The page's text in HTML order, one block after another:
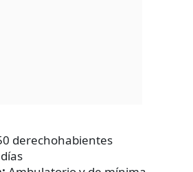
derechohabientes